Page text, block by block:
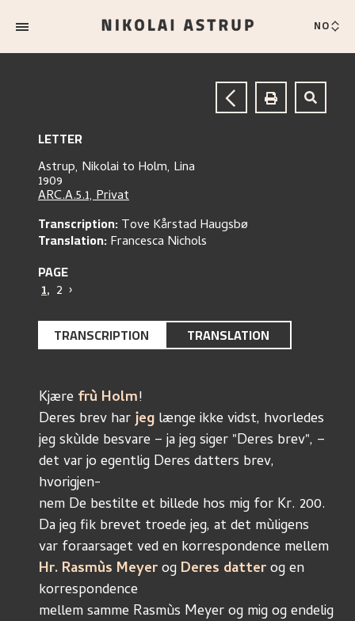
NO
LETTER
Astrup, Nikolai to Holm, Lina
1909
ARC.A.5.1, Privat
Transcription:Tove Kårstad Haugsbø
Translation:Francesca Nichols
PAGE
1, 2 ›
TRANSCRIPTION TRANSLATION
Kjære frù Holm!
Deres brev har jeg længe ikke vidst, hvorledes
jeg skùlde besvare – ja jeg siger "Deres brev", –
det var jo egentlig Deres datters brev,
hvorigjen-
nem De bestilte et billede hos mig for Kr. 200.
Da jeg fik brevet troede jeg, at det mùligens
var foraarsaget ved en korrespondence mellem
Hr. Rasmùs Meyer og Deres datter og en k
orrespondence
mellem samme Rasmùs Meyer og mig og endelig